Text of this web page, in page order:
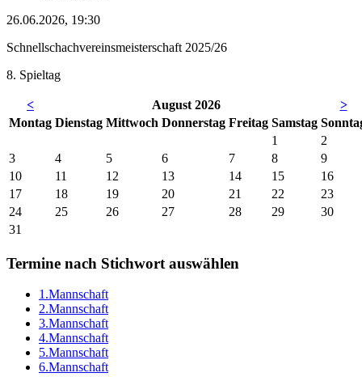
26.06.2026, 19:30
Schnellschachvereinsmeisterschaft 2025/26
8. Spieltag
< August 2026
>
Montag Dienstag Mittwoch Donnerstag Freitag Samstag So
1
2
3
4 5 6 7 8
9
10
11 12 13 14 15
16
17
18 19 20 21 22
23
24
25 26 27 28 29
30
31
Termine nach Stichwort auswählen
1.Mannschaft
2.Mannschaft
3.Mannschaft
4.Mannschaft
5.Mannschaft
6.Mannschaft